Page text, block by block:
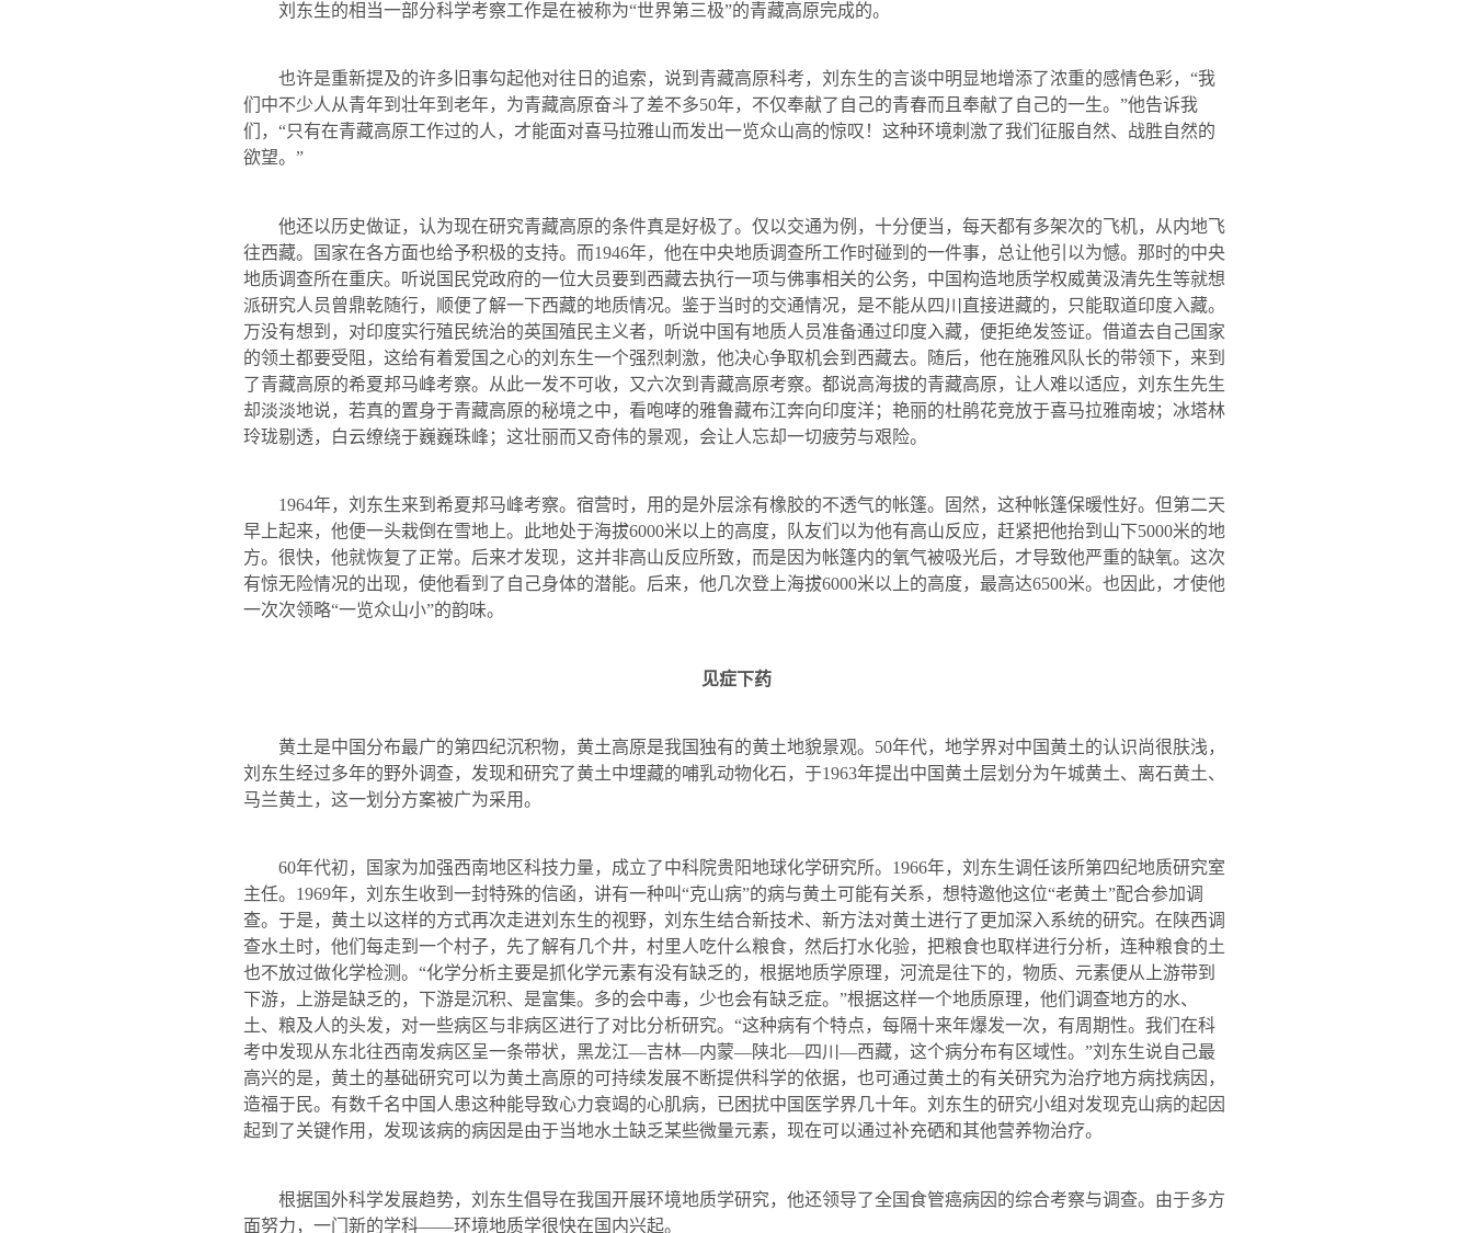
刘东生的相当一部分科学考察工作是在被称为“世界第三极”的青藏高原完成的。
也许是重新提及的许多旧事勾起他对往日的追索，说到青藏高原科考，刘东生的言谈中明显地增添了浓重的感情色彩，“我
们中不少人从青年到壮年到老年，为青藏高原奋斗了差不多50年，不仅奉献了自己的青春而且奉献了自己的一生。”他告诉我
们，“只有在青藏高原工作过的人，才能面对喜马拉雅山而发出一览众山高的惊叹！这种环境刺激了我们征服自然、战胜自然的
欲望。”
他还以历史做证，认为现在研究青藏高原的条件真是好极了。仅以交通为例，十分便当，每天都有多架次的飞机，从内地飞
往西藏。国家在各方面也给予积极的支持。而1946年，他在中央地质调查所工作时碰到的一件事，总让他引以为憾。那时的中央
地质调查所在重庆。听说国民党政府的一位大员要到西藏去执行一项与佛事相关的公务，中国构造地质学权威黄汲清先生等就想
派研究人员曾鼎乾随行，顺便了解一下西藏的地质情况。鉴于当时的交通情况，是不能从四川直接进藏的，只能取道印度入藏。
万没有想到，对印度实行殖民统治的英国殖民主义者，听说中国有地质人员准备通过印度入藏，便拒绝发签证。借道去自己国家
的领土都要受阻，这给有着爱国之心的刘东生一个强烈刺激，他决心争取机会到西藏去。随后，他在施雅风队长的带领下，来到
了青藏高原的希夏邦马峰考察。从此一发不可收，又六次到青藏高原考察。都说高海拔的青藏高原，让人难以适应，刘东生先生
却淡淡地说，若真的置身于青藏高原的秘境之中，看咆哮的雅鲁藏布江奔向印度洋；艳丽的杜鹃花竞放于喜马拉雅南坡；冰塔林
玲珑剔透，白云缭绕于巍巍珠峰；这壮丽而又奇伟的景观，会让人忘却一切疲劳与艰险。
1964年，刘东生来到希夏邦马峰考察。宿营时，用的是外层涂有橡胶的不透气的帐篷。固然，这种帐篷保暖性好。但第二天
早上起来，他便一头栽倒在雪地上。此地处于海拔6000米以上的高度，队友们以为他有高山反应，赶紧把他抬到山下5000米的地
方。很快，他就恢复了正常。后来才发现，这并非高山反应所致，而是因为帐篷内的氧气被吸光后，才导致他严重的缺氧。这次
有惊无险情况的出现，使他看到了自己身体的潜能。后来，他几次登上海拔6000米以上的高度，最高达6500米。也因此，才使他
一次次领略“一览众山小”的韵味。
见症下药
黄土是中国分布最广的第四纪沉积物，黄土高原是我国独有的黄土地貌景观。 50年代，地学界对中国黄土的认识尚很肤浅，
刘东生经过多年的野外调查，发现和研究了黄土中埋藏的哺乳动物化石，于1963年提出中国黄土层划分为午城黄土、离石黄土、
马兰黄土，这一划分方案被广为采用。
60年代初，国家为加强西南地区科技力量，成立了中科院贵阳地球化学研究所。 1966年，刘东生调任该所第四纪地质研究室
主任。 1969年，刘东生收到一封特殊的信函，讲有一种叫“克山病”的病与黄土可能有关系，想特邀他这位“老黄土”配合参加调
查。于是，黄土以这样的方式再次走进刘东生的视野，刘东生结合新技术、新方法对黄土进行了更加深入系统的研究。在陕西调
查水土时，他们每走到一个村子，先了解有几个井，村里人吃什么粮食，然后打水化验，把粮食也取样进行分析，连种粮食的土
也不放过做化学检测。“化学分析主要是抓化学元素有没有缺乏的，根据地质学原理，河流是往下的，物质、元素便从上游带到
下游，上游是缺乏的，下游是沉积、是富集。多的会中毒，少也会有缺乏症。”根据这样一个地质原理，他们调查地方的水、
土、粮及人的头发，对一些病区与非病区进行了对比分析研究。“这种病有个特点，每隔十来年爆发一次，有周期性。我们在科
考中发现从东北往西南发病区呈一条带状，黑龙江—吉林—内蒙—陕北—四川—西藏，这个病分布有区域性。”刘东生说自己最
高兴的是，黄土的基础研究可以为黄土高原的可持续发展不断提供科学的依据，也可通过黄土的有关研究为治疗地方病找病因，
造福于民。有数千名中国人患这种能导致心力衰竭的心肌病，已困扰中国医学界几十年。刘东生的研究小组对发现克山病的起因
起到了关键作用，发现该病的病因是由于当地水土缺乏某些微量元素，现在可以通过补充硒和其他营养物治疗。
根据国外科学发展趋势，刘东生倡导在我国开展环境地质学研究，他还领导了全国食管癌病因的综合考察与调查。由于多方
面努力，一门新的学科——环境地质学很快在国内兴起。